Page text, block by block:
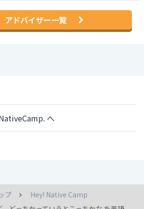
アドバイザー一覧
へ
プ
Hey! Native Camp